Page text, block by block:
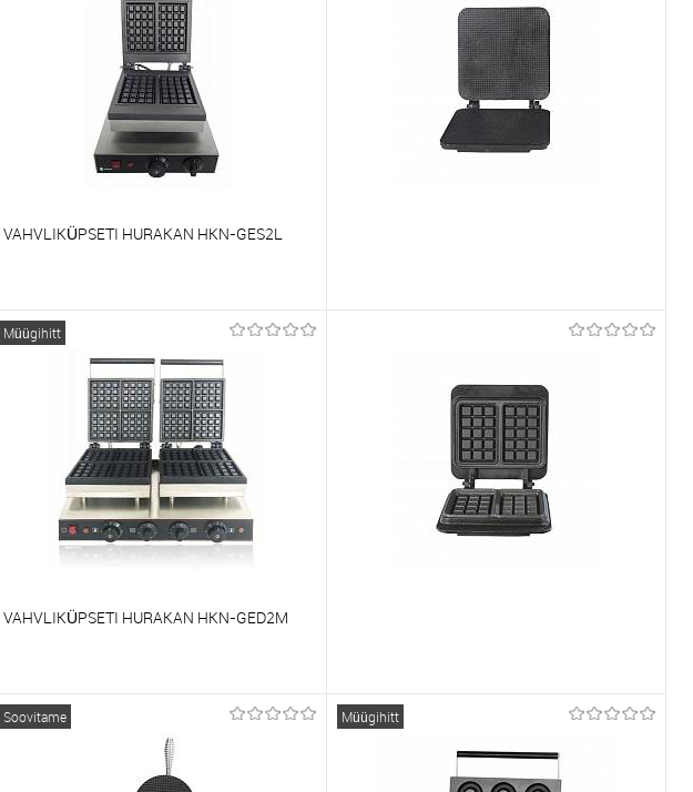
VAHVLIKÜPSETI HURAKAN HKN-GES2L
Võrdlema
Et lemmikutele
Tellimisel
Müügihitt
VAHVLIKÜPSETI HURAKAN HKN-GED2M
Võrdlema
Võrdlema
Tellimisel
Soovitame Müügihitt